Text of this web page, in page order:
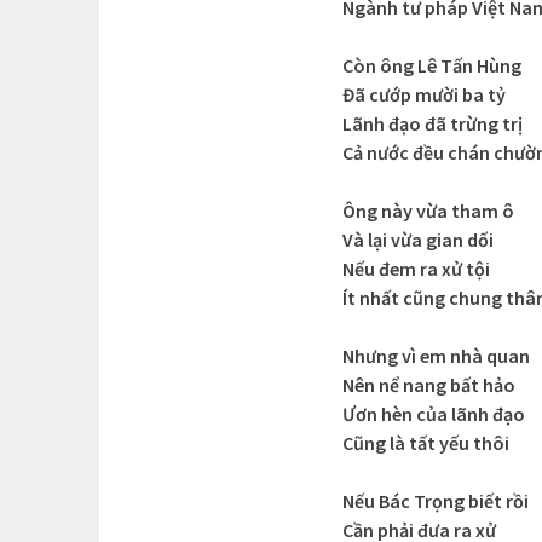
Ngành tư pháp Việt
Còn ông Lê Tấn Hùng
Đã cướp mười ba tỷ
Lãnh đạo đã trừng trị
Cả nước đều chán
Ông này vừa tham ô
Và lại vừa gian dối
Nếu đem ra xử tội
Ít nhất cũng chung
Nhưng vì em nhà quan
Nên nể nang bất hảo
Ươn hèn của lãnh đạo
Cũng là tất yếu thôi
Nếu Bác Trọng biết rồi
Cần phải đưa ra xử